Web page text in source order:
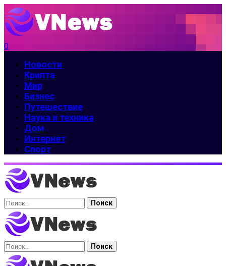
0
Новости
Крипта
Мир
Бизнес
Путешествие
Наука и техника
Дом
Интернет
Спорт
Найти:
Найти: